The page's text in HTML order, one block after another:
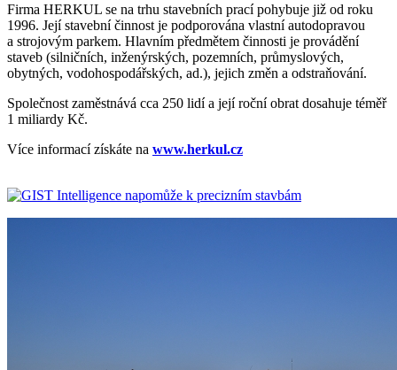
Firma HERKUL se na trhu stavebních prací pohybuje již od roku
1996. Její stavební činnost je podporována vlastní autodopravou
a strojovým parkem. Hlavním předmětem činnosti je provádění
staveb (silničních, inženýrských, pozemních, průmyslových,
obytných, vodohospodářských, ad.), jejich změn a odstraňování.
Společnost zaměstnává cca 250 lidí a její roční obrat dosahuje téměř
1 miliardy Kč.
Více informací získáte na www.herkul.cz